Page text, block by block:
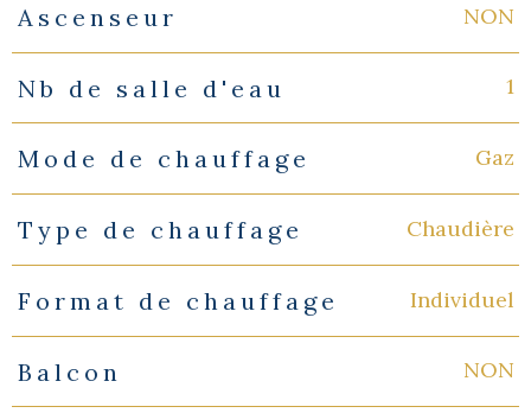
Ascenseur NON
Nb de salle d'eau 1
Mode de chauffage Gaz
Type de chauffage Chaudière
Format de chauffage Individuel
Balcon NON